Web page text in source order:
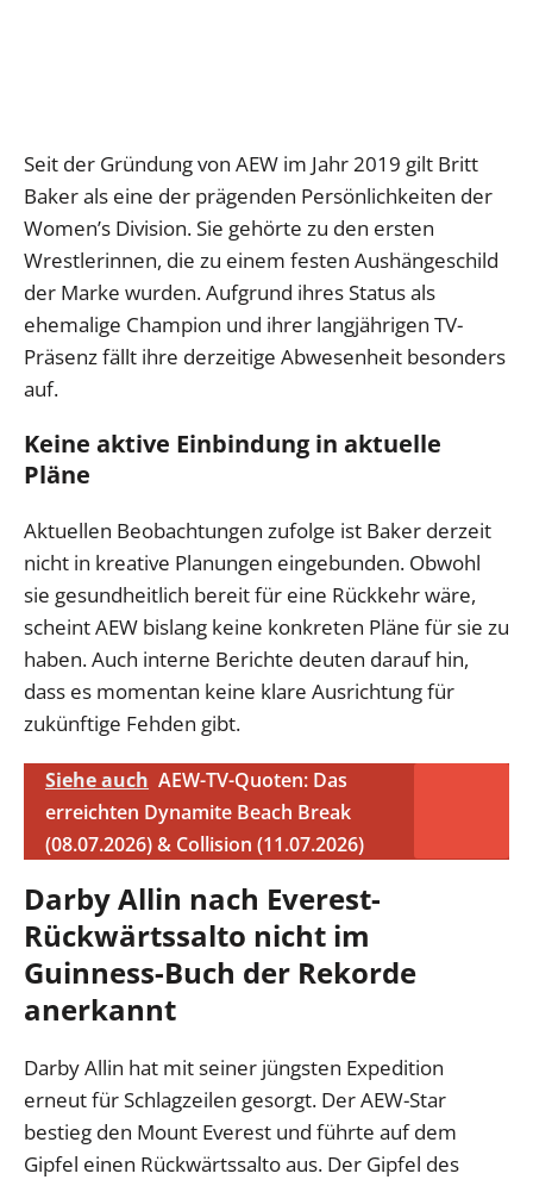
Seit der Gründung von AEW im Jahr 2019 gilt Britt
Baker als eine der prägenden Persönlichkeiten der
Women’s Division. Sie gehörte zu den ersten
Wrestlerinnen, die zu einem festen Aushängeschild
der Marke wurden. Aufgrund ihres Status als
ehemalige Champion und ihrer langjährigen TV-
Präsenz fällt ihre derzeitige Abwesenheit besonders
auf.
Keine aktive Einbindung in aktuelle
Pläne
Aktuellen Beobachtungen zufolge ist Baker derzeit
nicht in kreative Planungen eingebunden. Obwohl
sie gesundheitlich bereit für eine Rückkehr wäre,
scheint AEW bislang keine konkreten Pläne für sie zu
haben. Auch interne Berichte deuten darauf hin,
dass es momentan keine klare Ausrichtung für
zukünftige Fehden gibt.
Siehe auch AEW-TV-Quoten: Das
erreichten Dynamite Beach Break
(08.07.2026) & Collision (11.07.2026)
Darby Allin nach Everest-
Rückwärtssalto nicht im
Guinness-Buch der Rekorde
anerkannt
Darby Allin hat mit seiner jüngsten Expedition
erneut für Schlagzeilen gesorgt. Der AEW-Star
bestieg den Mount Everest und führte auf dem
Gipfel einen Rückwärtssalto aus. Der Gipfel des